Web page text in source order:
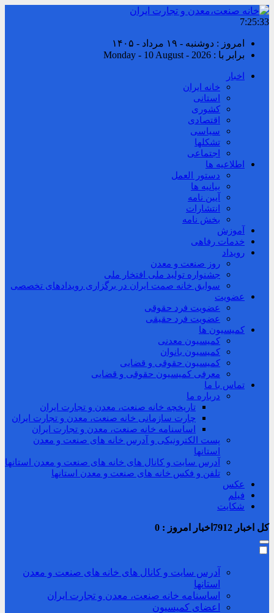
7:25:33
امروز : دوشنبه - ۱۹ مرداد - ۱۴۰۵
برابر با : Monday - 10 August - 2026
اخبار
خانه ایران
استانی
کشوری
اقتصادی
سیاسی
تشکلها
اجتماعی
اطلاعیه ها
دستور العمل
بیانیه ها
آیین نامه
انتشارات
بخش نامه
آموزش
خدمات رفاهی
رویداد
روز صنعت و معدن
جشنواره تولید ملی افتخار ملی
سوابق خانه صمت ایران در برگزاری رویدادهای تخصصی
عضویت
عضویت فرد حقوقی
عضویت فرد حقیقی
کمیسیون ها
کمیسیون معدنی
کمیسیون بانوان
کمیسیون حقوقی و قضایی
معرفی کمیسیون حقوقی و قضایی
تماس با ما
درباره ما
تاریخچه خانه صنعت، معدن و تجارت ایران
چارت سازمانی خانه صنعت، معدن و تجارت ایران
اساسنامه خانه صنعت، معدن و تجارت ایران
پست الکترونیکی و آدرس خانه های صنعت و معدن
استانها
آدرس سایت و کانال های خانه های صنعت و معدن استانها
تلفن و فکس خانه های صنعت و معدن استانها
عکس
فیلم
شکایت
کل اخبار اخبار امروز : 0
آدرس سایت و کانال های خانه های صنعت و معدن
استانها
اساسنامه خانه صنعت، معدن و تجارت ایران
اعضای کمیسیون